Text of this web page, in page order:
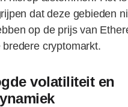
dat deze gebieden
op de prijs van
cryptomarkt.
volatiliteit en